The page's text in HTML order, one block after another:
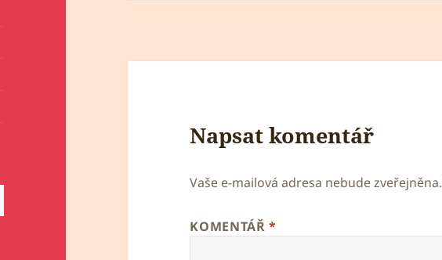
Napsat komentář
Vaše e-mailová adresa nebude zveřejněna.
KOMENTÁŘ*